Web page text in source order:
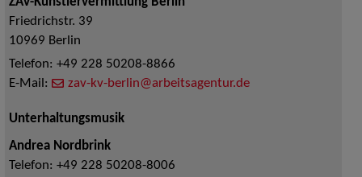
Friedrichstr. 39
10969 Berlin
Telefon: +49 228 50208-8866
E-Mail:
zav-kv-berlin@arbeitsagentur.de
Unterhaltungsmusik
Andrea Nordbrink
Telefon: +49 228 50208-8006